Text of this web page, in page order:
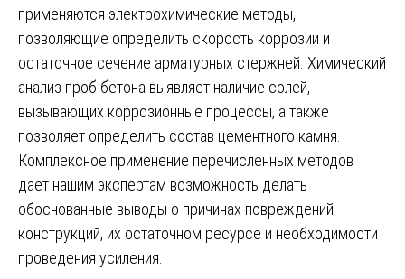
применяются электрохимические методы,
позволяющие определить скорость коррозии и
остаточное сечение арматурных стержней. Химический
анализ проб бетона выявляет наличие солей,
вызывающих коррозионные процессы, а также
позволяет определить состав цементного камня.
Комплексное применение перечисленных методов
дает нашим экспертам возможность делать
обоснованные выводы о причинах повреждений
конструкций, их остаточном ресурсе и необходимости
проведения усиления.